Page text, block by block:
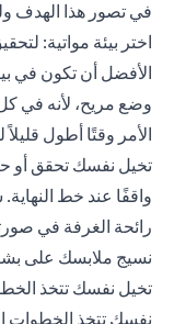
في تصور هذا الهدف
اختر بيئة مواتية:
الأفضل أن تكون في
وضع مريح، لأنه في
الأمر وقتًا أطول قليلاً
تخيل نفسك تحقق أو
واقفًا عند خط
رائحة الغرفة في
نسيج ملابسك على
تخيل نفسك تتخذ
نفسك تتخذ الخطوات